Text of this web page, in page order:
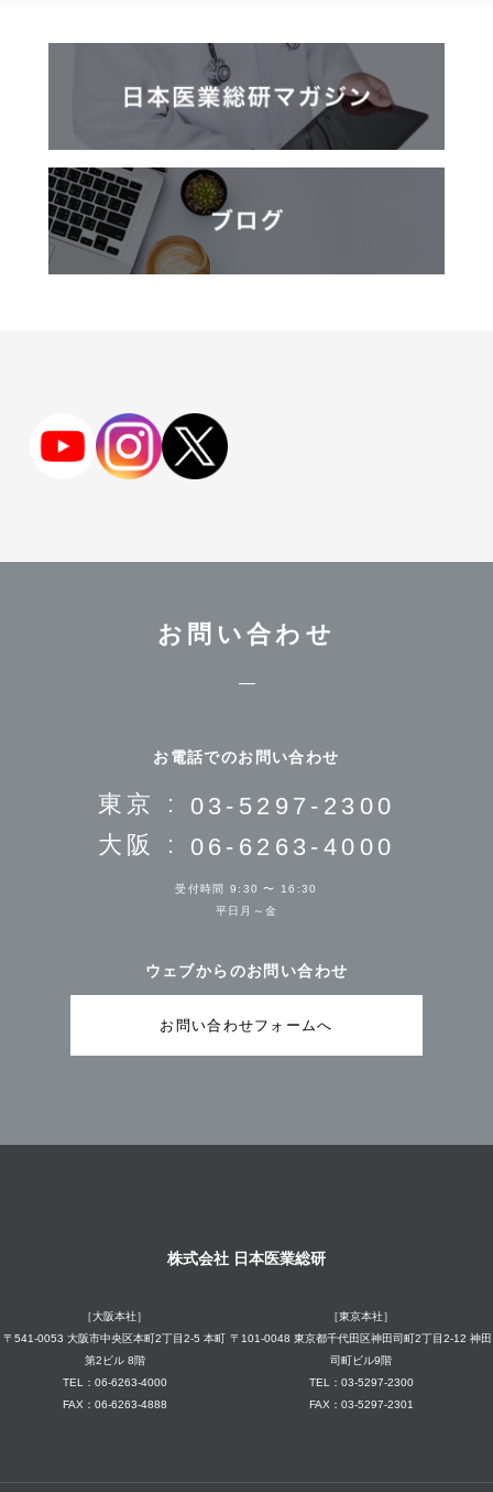
お問い合わせ
お電話でのお問い合わせ
東京 : 03-5297-2300
大阪 : 06-6263-4000
受付時間 9:30 〜 16:30
平日月～金
ウェブからのお問い合わせ
お問い合わせフォームへ
株式会社 日本医業総研
［大阪本社］
〒541-0053 大阪市中央区本町2丁目2-5 本町
第2ビル 8階
TEL：06-6263-4000
FAX：06-6263-4888
［東京本社］
〒101-0048 東京都千代田区神田司町2丁目2-12 神田
司町ビル9階
TEL：03-5297-2300
FAX：03-5297-2301